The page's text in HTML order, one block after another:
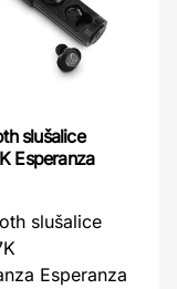
slušalice
Esperanza
slušalice
Esperanza